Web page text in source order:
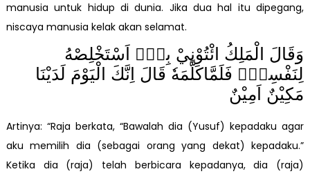
manusia untuk hidup di dunia. Jika dua hal itu dipegang,
niscaya manusia kelak akan selamat.
لِنَفْسِيْۚ فَلَمَّاكَلَّمَهٗ قَالَ اِنَّكَ الْيَوْمَ لَدَيْنَا
مَكِيْنٌ اَمِيْنٌ
Artinya: “Raja berkata, “Bawalah dia (Yusuf) kepadaku agar
aku memilih dia (sebagai orang yang dekat) kepadaku.”
Ketika dia (raja) telah berbicara kepadanya, dia (raja)